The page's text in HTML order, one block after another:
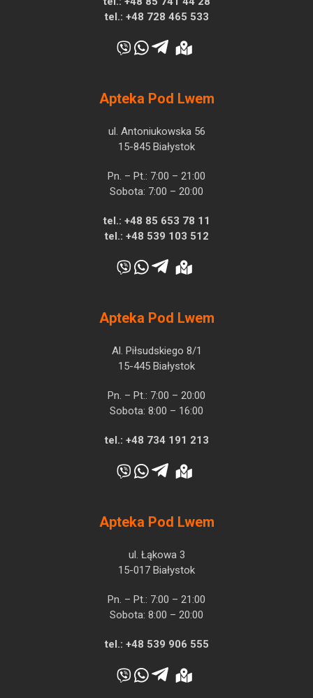
tel.: +48 728 465 533
Apteka Pod Lwem
ul. Antoniukowska 56
15-845 Białystok
Pn. – Pt.: 7:00 – 21:00
Sobota: 7:00 – 20:00
tel.: +48 85 653 78 11
tel.: +48 539 103 512
Apteka Pod Lwem
Al. Piłsudskiego 8/1
15-445 Białystok
Pn. – Pt.: 7:00 – 20:00
Sobota: 8:00 – 16:00
tel.: +48 734 191 213
Apteka Pod Lwem
ul. Łąkowa 3
15-017 Białystok
Pn. – Pt.: 7:00 – 21:00
Sobota: 8:00 – 20:00
tel.: +48 539 906 555